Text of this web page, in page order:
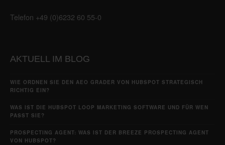
Telefon +49 (0)6232 60 55-0
AKTUELL IM BLOG
WIE ORDNEN SIE DEN AEO GRADER VON HUBSPOT STRATEGISCH
RICHTIG EIN?
WAS IST DIE HUBSPOT LOOP MARKETING SOFTWARE UND FÜR WEN
PASST SIE?
PROSPECTING AGENT: WAS IST DER BREEZE PROSPECTING AGENT
VON HUBSPOT?